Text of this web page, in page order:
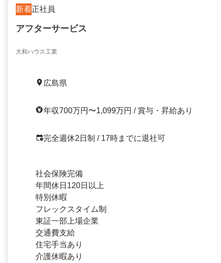
新着正社員
アフターサービス
大和ハウス工業
広島県
年収700万円〜1,099万円 / 賞与・昇給あり
完全週休2日制 / 17時までに退社可
社会保険完備
年間休日120日以上
特別休暇
フレックスタイム制
東証一部上場企業
交通費支給
住宅手当あり
介護休暇あり